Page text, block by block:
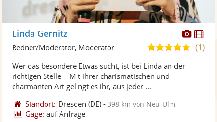
Linda Gernitz
5,0(1)
Redner/Moderator, Moderator
Wer das besondere Etwas sucht, ist bei Linda an der
richtigen Stelle. Mit ihrer charismatischen und
charmanten Art gelingt es ihr, aus jeder ...
Standort: Dresden (DE) -398 km von Neu-Ulm
Gage: auf Anfrage